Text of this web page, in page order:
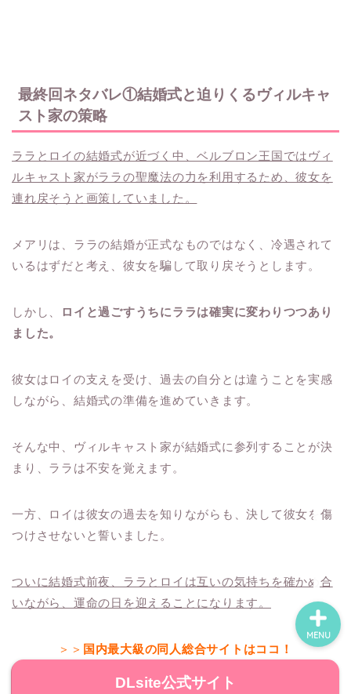
最終回ネタバレ①結婚式と迫りくるヴィルキャ
スト家の策略
ララとロイの結婚式が近づく中、ベルブロン王国ではヴィ
ルキャスト家がララの聖魔法の力を利用するため、彼女を
連れ戻そうと画策していました。
メアリは、ララの結婚が正式なものではなく、冷遇されて
いるはずだと考え、彼女を騙して取り戻そうとします。
しかし、
ロイと過ごすうちにララは確実に変わりつつあり
ました。
彼女はロイの支えを受け、過去の自分とは違うことを実感
しながら、結婚式の準備を進めていきます。
そんな中、ヴィルキャスト家が結婚式に参列することが決
まり、ララは不安を覚えます。
一方、ロイは彼女の過去を知りながらも、決して彼女を傷
つけさせないと誓いました。
ついに結婚式前夜、ララとロイは互いの気持ちを確かめ合
いながら、運命の日を迎えることになります。
＞＞ 国内最大級の同人総合サイトはココ！
DLsite公式サイト
MENU
ホーム
ネタバレ・感想
漫画・小説新刊情報